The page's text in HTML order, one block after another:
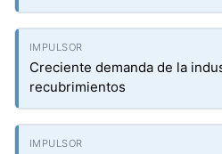
Creciente demanda de la
recubrimientos